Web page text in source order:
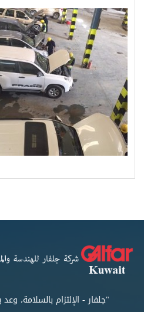
"جلفار - الإلتزام بالسلامة،